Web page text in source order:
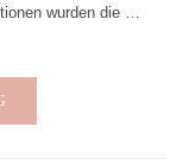
wurden die …